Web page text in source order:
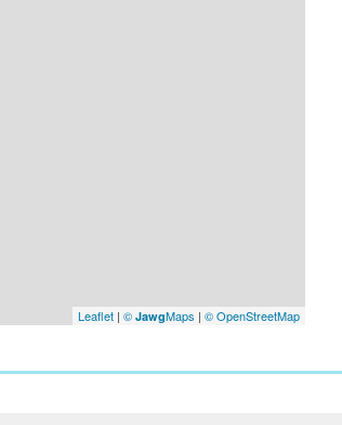
Leaflet |©JawgMaps |© OpenStreetMap